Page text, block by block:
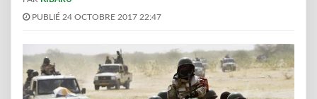
PUBLIÉ 24 OCTOBRE 2017 22:47